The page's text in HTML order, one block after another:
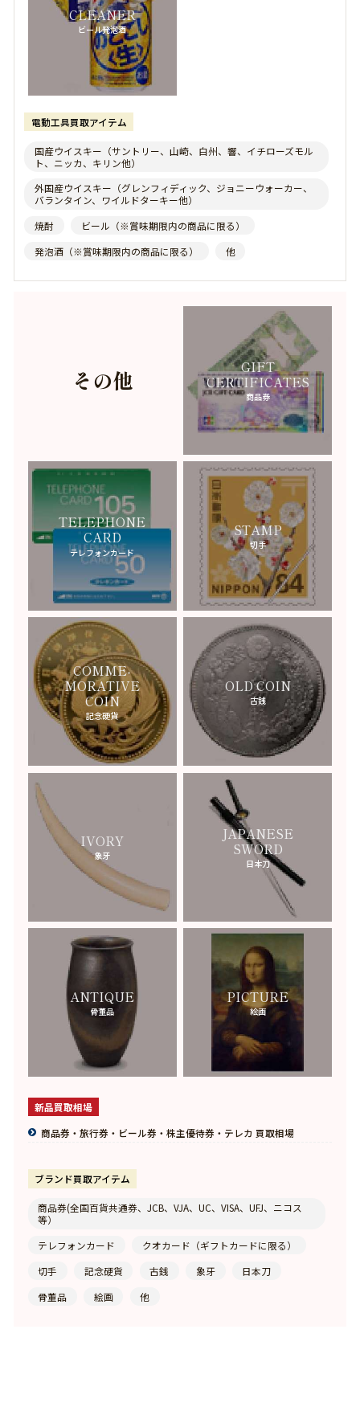
-ルイヴィトン-
LUCIEN PELLAT FINET-ルシアン・ペラフィネ-
RUDE GALLERY-ルードギャラリー-
ROLEX
-ロレックス-
-ロエベ-
roar-ロアー-
LOREE RODKIN
-ローリーロドキン-
CLEANER
ビール発泡酒
電動工具買取アイテム
国産ウイスキー（サントリー、山崎、白州、響、イチローズモル
ト、ニッカ、キリン他）
外国産ウイスキー（グレンフィディック、ジョニーウォーカー、
バランタイン、ワイルドターキー他）
焼酎
ビール（※賞味期限内の商品に限る）
発泡酒（※賞味期限内の商品に限る）
他
その他
GIFT
CERTIFICATES
商品券
TELEPHONE
CARD
テレフォンカード
STAMP
切手
COMME-
MORATIVE
COIN
記念硬貨
OLD COIN
古銭
IVORY
象牙
JAPANESE
SWORD
日本刀
ANTIQUE
骨董品
PICTURE
絵画
新品買取相場
商品券・旅行券・ビール券・株主優待券・テレカ 買取相場
ブランド買取アイテム
商品券(全国百貨共通券、JCB、VJA、UC、VISA、UFJ、ニコス
等）
テレフォンカード
クオカード（ギフトカードに限る）
切手
記念硬貨 古銭 象牙
日本刀
骨董品
絵画 他